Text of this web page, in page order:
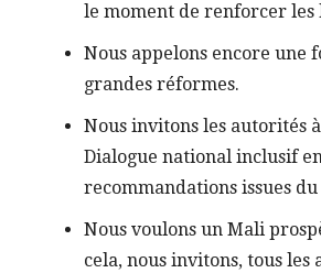
le moment de renforcer les
Nous appelons encore une
grandes réformes.
Nous invitons les autorités
Dialogue national inclusif
recommandations issues du
Nous voulons un Mali
cela, nous invitons, tous